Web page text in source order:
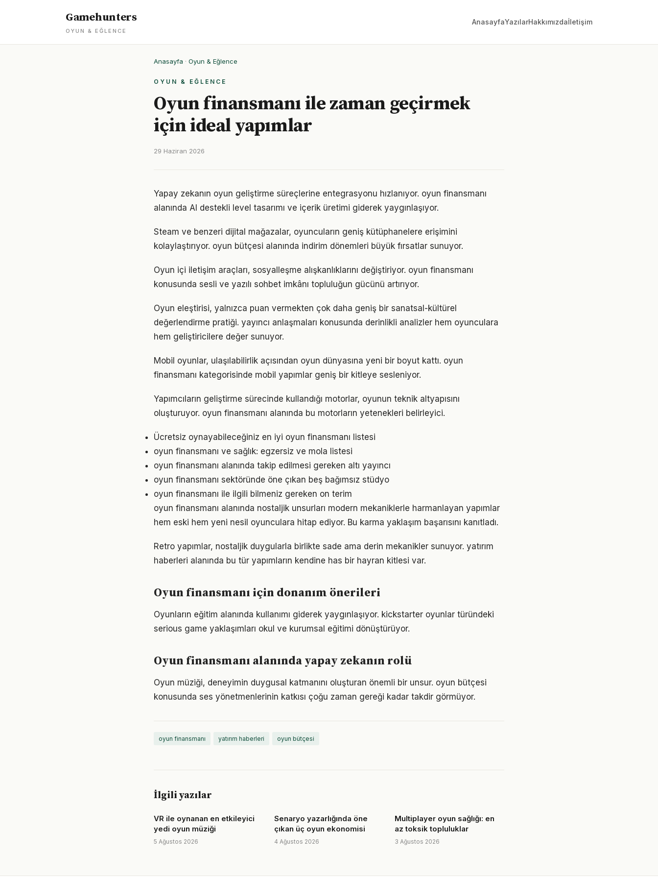
Gamehunters
OYUN & EĞLENCE
AnasayfaYazılarHakkımızdaİletişim
Anasayfa · Oyun & Eğlence
OYUN & EĞLENCE
Oyun finansmanı ile zaman geçirmek
için ideal yapımlar
29 Haziran 2026
Yapay zekanın oyun geliştirme süreçlerine entegrasyonu hızlanıyor. oyun finansmanı
alanında AI destekli level tasarımı ve içerik üretimi giderek yaygınlaşıyor.
Steam ve benzeri dijital mağazalar, oyuncuların geniş kütüphanelere erişimini
kolaylaştırıyor. oyun bütçesi alanında indirim dönemleri büyük fırsatlar sunuyor.
Oyun içi iletişim araçları, sosyalleşme alışkanlıklarını değiştiriyor. oyun finansmanı
konusunda sesli ve yazılı sohbet imkânı topluluğun gücünü artırıyor.
Oyun eleştirisi, yalnızca puan vermekten çok daha geniş bir sanatsal-kültürel
değerlendirme pratiği. yayıncı anlaşmaları konusunda derinlikli analizler hem oyunculara
hem geliştiricilere değer sunuyor.
Mobil oyunlar, ulaşılabilirlik açısından oyun dünyasına yeni bir boyut kattı. oyun
finansmanı kategorisinde mobil yapımlar geniş bir kitleye sesleniyor.
Yapımcıların geliştirme sürecinde kullandığı motorlar, oyunun teknik altyapısını
oluşturuyor. oyun finansmanı alanında bu motorların yetenekleri belirleyici.
Ücretsiz oynayabileceğiniz en iyi oyun finansmanı listesi
oyun finansmanı ve sağlık: egzersiz ve mola listesi
oyun finansmanı alanında takip edilmesi gereken altı yayıncı
oyun finansmanı sektöründe öne çıkan beş bağımsız stüdyo
oyun finansmanı ile ilgili bilmeniz gereken on terim
oyun finansmanı alanında nostaljik unsurları modern mekaniklerle harmanlayan yapımlar
hem eski hem yeni nesil oyunculara hitap ediyor. Bu karma yaklaşım başarısını kanıtladı.
Retro yapımlar, nostaljik duygularla birlikte sade ama derin mekanikler sunuyor. yatırım
haberleri alanında bu tür yapımların kendine has bir hayran kitlesi var.
Oyun finansmanı için donanım önerileri
Oyunların eğitim alanında kullanımı giderek yaygınlaşıyor. kickstarter oyunlar türündeki
serious game yaklaşımları okul ve kurumsal eğitimi dönüştürüyor.
Oyun finansmanı alanında yapay zekanın rolü
Oyun müziği, deneyimin duygusal katmanını oluşturan önemli bir unsur. oyun bütçesi
konusunda ses yönetmenlerinin katkısı çoğu zaman gereği kadar takdir görmüyor.
oyun finansmanı yatırım haberleri oyun bütçesi
İlgili yazılar
VR ile oynanan en etkileyici
yedi oyun müziği
5 Ağustos 2026
Senaryo yazarlığında öne
çıkan üç oyun ekonomisi
4 Ağustos 2026
Multiplayer oyun sağlığı: en
az toksik topluluklar
3 Ağustos 2026